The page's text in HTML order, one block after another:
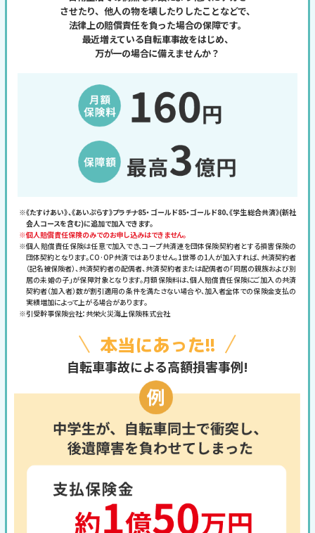
させたり、 他人の物を壊したりしたことなどで、
法律上の賠償責任を負った場合の保障です。
最近増えている自転車事故をはじめ、
万が一の場合に備えませんか？
※《たすけあい》、《あいぷらす》プラチナ85・ゴールド85・ゴールド80、《学生総合共済》(新社
会人コースを含む)に追加で加入できます。
※個人賠償責任保険のみでのお申し込みはできません。
※個人賠償責任保険は任意で加入でき、コープ共済連を団体保険契約者とする損害保険の
団体契約となります。CO·OP共済ではありません。1世帯の1人が加入すれば、共済契約者
（記名被保険者）、共済契約者の配偶者、共済契約者または配偶者の「同居の親族および別
居の未婚の子」が保障対象となります。月額保険料は、個人賠償責任保険にご加入の共済
契約者（加入者）数が割引適用の条件を満たさない場合や、加入者全体での保険金支払の
実績増加によって上がる場合があります。
※引受幹事保険会社：共栄火災海上保険株式会社
本当にあった!!
自転車事故による高額損害事例!